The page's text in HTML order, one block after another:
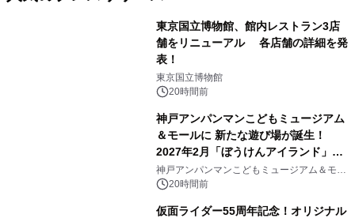
東京国立博物館、館内レストラン3店
舗をリニューアル 各店舗の詳細を発
表！
東京国立博物館
20時間前
神戸アンパンマンこどもミュージアム
＆モールに 新たな遊び場が誕生！
2027年2月「ぼうけんアイランド」が
オープン
神戸アンパンマンこどもミュージアム＆モー
ル 20時間前
仮面ライダー55周年記念！オリジナル